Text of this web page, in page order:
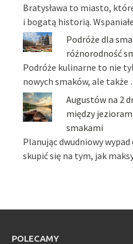
Bratysława to miasto,
i bogatą historią.
Podróże dla
różnorodność
Podróże kulinarne to nie
nowych smaków, ale
Augustów na 2
między
smakami
Planując dwudniowy
skupić się na tym, jak
POLECAMY